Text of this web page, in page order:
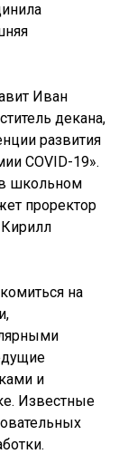
Иван
декана,
развития
COVID-19».
школьном
проректор
на
и
Известные